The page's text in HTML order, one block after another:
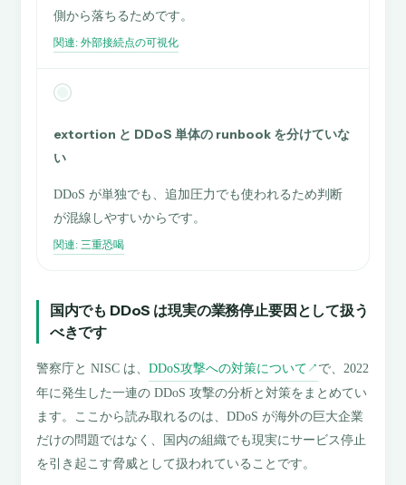
側から落ちるためです。
関連: 外部接続点の可視化
extortion と DDoS 単体の runbook を分けていな
い
DDoS が単独でも、追加圧力でも使われるため判断
が混線しやすいからです。
関連: 三重恐喝
国内でも DDoS は現実の業務停止要因として扱う
べきです
警察庁と NISC は、DDoS攻撃への対策について ↗ で、2022
年に発生した一連の DDoS 攻撃の分析と対策をまとめてい
ます。ここから読み取れるのは、DDoS が海外の巨大企業
だけの問題ではなく、国内の組織でも現実にサービス停止
を引き起こす脅威として扱われていることです。